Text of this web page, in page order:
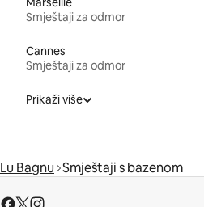
Smještaji za odmor
Cannes
Smještaji za odmor
Prikaži više
Lu Bagnu Smještaji s bazenom